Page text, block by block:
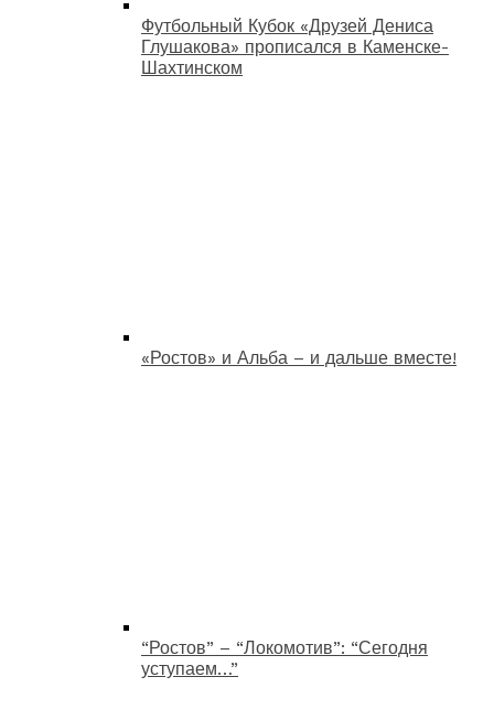
Футбольный Кубок «Друзей Дениса
Глушакова» прописался в Каменске-
Шахтинском
«Ростов» и Альба – и дальше вместе!
“Ростов” – “Локомотив”: “Сегодня
уступаем…”